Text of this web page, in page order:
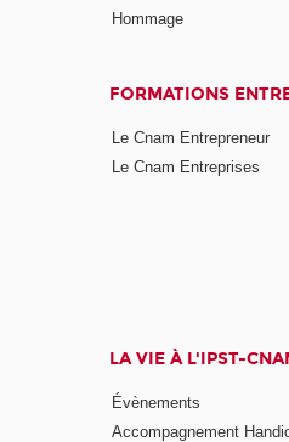
Hommage
FORMATIONS
Le Cnam Entrepreneur
Le Cnam Entreprises
LA VIE À L'IPST-
Évènements
Accompagnement